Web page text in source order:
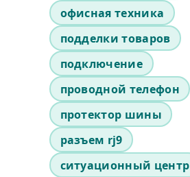
офисная техника
подделки товаров
подключение
проводной телефон
протектор шины
разъем rj9
ситуационный центр